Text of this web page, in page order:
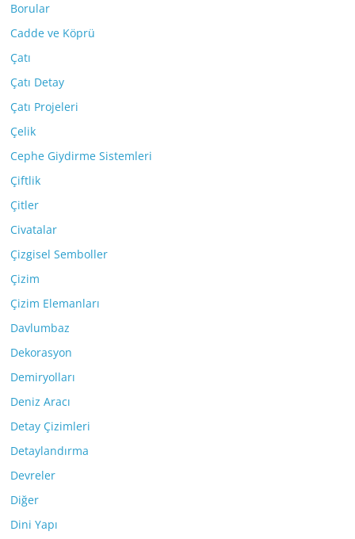
Borular
Cadde ve Köprü
Çatı
Çatı Detay
Çatı Projeleri
Çelik
Cephe Giydirme Sistemleri
Çiftlik
Çitler
Civatalar
Çizgisel Semboller
Çizim
Çizim Elemanları
Davlumbaz
Dekorasyon
Demiryolları
Deniz Aracı
Detay Çizimleri
Detaylandırma
Devreler
Diğer
Dini Yapı